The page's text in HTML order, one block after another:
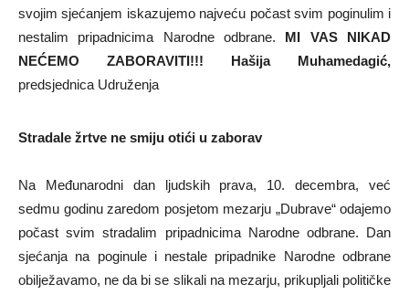
svojim sjećanjem iskazujemo najveću počast svim poginulim i
nestalim pripadnicima Narodne odbrane. MI VAS NIKAD
NEĆEMO ZABORAVITI!!! Hašija Muhamedagić,
predsjednica Udruženja
Stradale žrtve ne smiju otići u zaborav
Na Međunarodni dan ljudskih prava, 10. decembra, već
sedmu godinu zaredom posjetom mezarju „Dubrave“ odajemo
počast svim stradalim pripadnicima Narodne odbrane. Dan
sjećanja na poginule i nestale pripadnike Narodne odbrane
obilježavamo, ne da bi se slikali na mezarju, prikupljali političke